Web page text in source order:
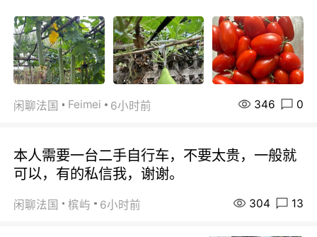
闲聊法国 Feimei 6小时前 346 0
本人需要一台二手自行车，不要太贵，一般就
可以，有的私信我，谢谢。
闲聊法国 槟屿 6小时前 304 13